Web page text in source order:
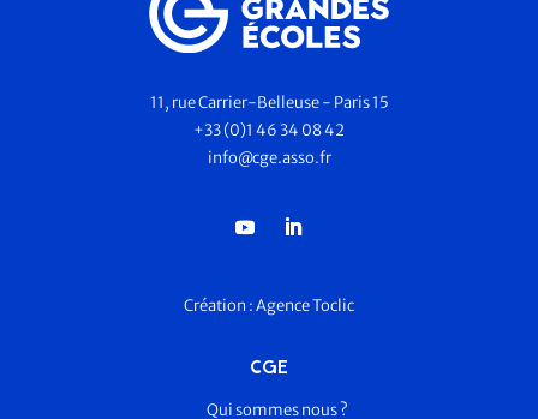
11, rue Carrier-Belleuse - Paris 15
+33 (0)1 46 34 08 42
info@cge.asso.fr
Création :Agence Toclic
CGE
Qui sommes nous ?